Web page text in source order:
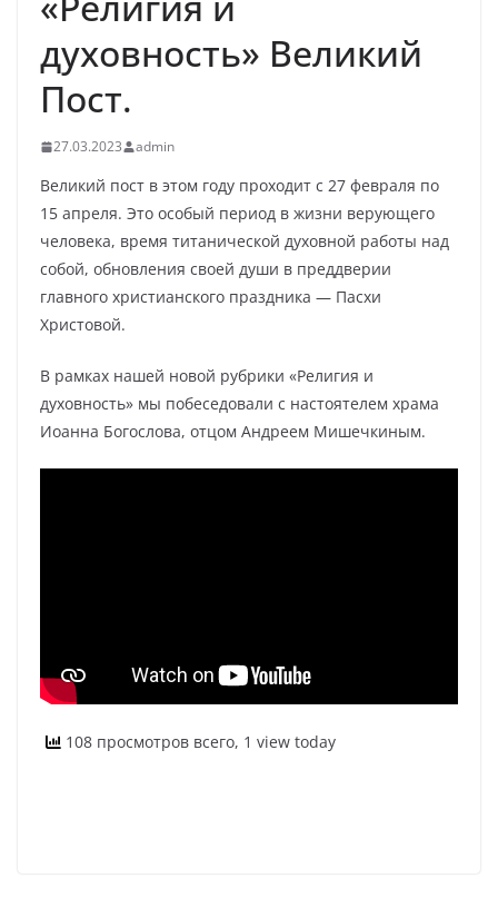
духовность» Великий
Пост.
27.03.2023 admin
Великий пост в этом году проходит с 27 февраля по
15 апреля. Это особый период в жизни верующего
человека, время титанической духовной работы над
собой, обновления своей души в преддверии
главного христианского праздника — Пасхи
Христовой.
В рамках нашей новой рубрики «Религия и
духовность» мы побеседовали с настоятелем храма
Иоанна Богослова, отцом Андреем Мишечкиным.
108 просмотров всего, 1 view today